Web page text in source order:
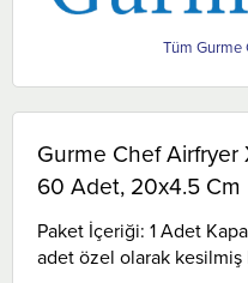
Gurme
Gurme Chef Airfryer
60 Adet, 20x4.5 Cm
Paket İçeriği: 1 Adet
adet özel olarak kesilmiş